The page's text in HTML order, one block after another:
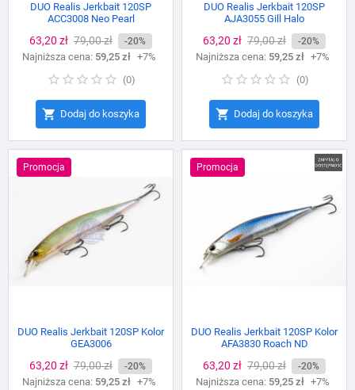
DUO Realis Jerkbait 120SP
ACC3008 Neo Pearl
Cena
63,20 zł Cena
podstawowa
79,00 zł -20%
Najniższa cena: 59,25 zł +7%
(0)
 Dodaj do koszyka
DUO Realis Jerkbait 120SP
AJA3055 Gill Halo
Cena
63,20 zł Cena
podstawowa
79,00 zł -20%
Najniższa cena: 59,25 zł +7%
(0)
 Dodaj do koszyka
Promocja
DUO Realis Jerkbait 120SP Kolor
GEA3006
Cena
63,20 zł Cena
podstawowa
79,00 zł -20%
Najniższa cena: 59,25 zł +7%
Promocja
DUO Realis Jerkbait 120SP Kolor
AFA3830 Roach ND
Cena
63,20 zł Cena
podstawowa
79,00 zł -20%
Najniższa cena: 59,25 zł +7%